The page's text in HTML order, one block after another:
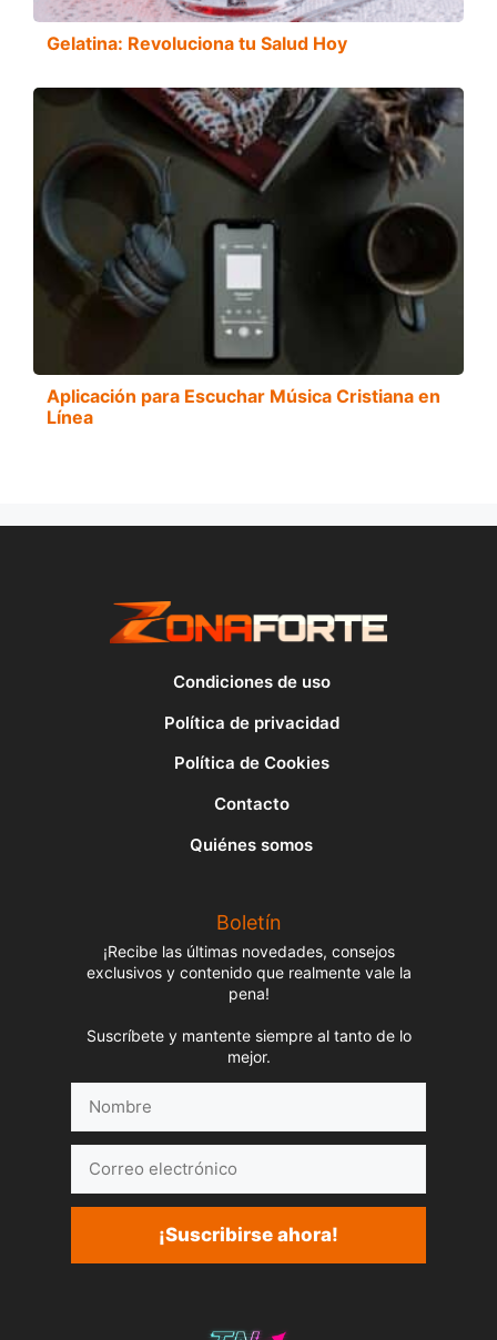
Gelatina: Revoluciona tu Salud Hoy
Aplicación para Escuchar Música Cristiana en
Línea
Condiciones de uso
Política de privacidad
Política de Cookies
Contacto
Quiénes somos
Boletín
¡Recibe las últimas novedades, consejos
exclusivos y contenido que realmente vale la
pena!
Suscríbete y mantente siempre al tanto de lo
mejor.
electrónico
¡Suscribirse ahora!